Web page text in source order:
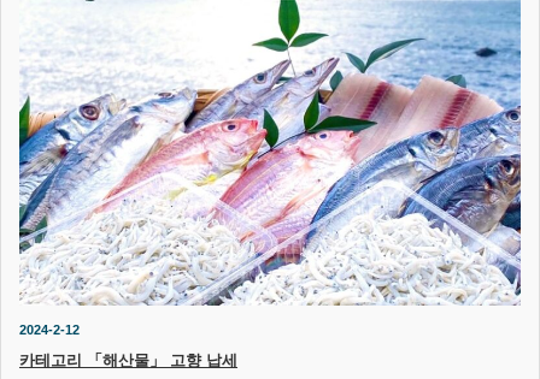
2024-2-12
카테고리 「해산물」 고향 납세